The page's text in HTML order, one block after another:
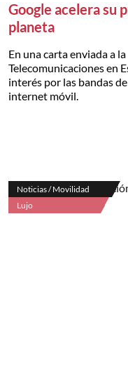
Google acelera su
planeta
En una carta enviada a
Telecomunicaciones en
interés por las bandas
internet móvil.
Noticias / Movilidad
Lujo